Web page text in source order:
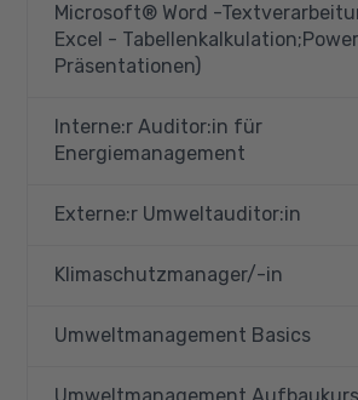
Microsoft® Word -
Excel -
Präsentationen)
Interne:r Auditor:in für
Energiemanagement
Externe:r Umweltauditor:in
Klimaschutzmanager/-in
Umweltmanagement Basics